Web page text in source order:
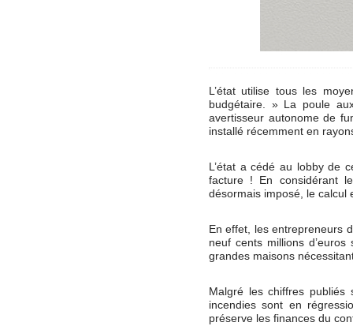
L’état utilise tous les
budgétaire. » La poule
avertisseur autonome de
installé récemment en
L’état a cédé au lobby de
facture ! En considérant
désormais imposé, le calcul
En effet, les entrepreneurs
neuf cents millions
grandes maisons
Malgré les chiffres
incendies sont en
préserve les finances du